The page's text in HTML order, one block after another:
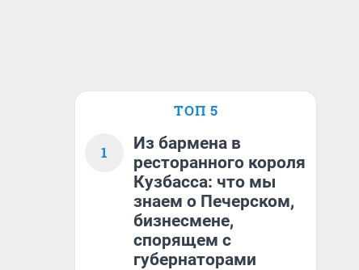
ТОП 5
1
Из бармена в
ресторанного короля
Кузбасса: что мы
знаем о Печерском,
бизнесмене,
спорящем с
губернаторами